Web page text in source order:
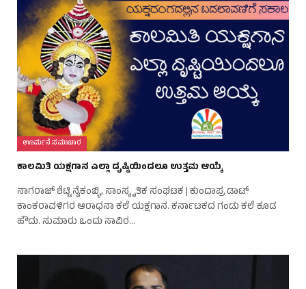
ಊರ್ಮನೆ ಸಮಾಚಾರ
ಕಾಲಮಿತಿ ಯಕ್ಷಗಾನ ಎಲ್ಲಾ ದೃಷ್ಟಿಯಿಂದಲೂ ಉತ್ತಮ ಆಯ್ಕೆ
ನಾಗರಾಜ್ ಶೆಟ್ಟಿ ನೈಕಂಬ್ಳಿ, ಸಾಂಸ್ಕೃತಿಕ ಸಂಘಟಕ | ಕುಂದಾಪ್ರ ಡಾಟ್
ಕಾಂಕರಾವಳಿಗರ ಆರಾಧನಾ ಕಲೆ ಯಕ್ಷಗಾನ. ಕರ್ನಾಟಕದ ಗಂಡು ಕಲೆ ಕೂಡ
ಹೌದು. ಸುಮಾರು ಒಂದು ಸಾವಿರ…